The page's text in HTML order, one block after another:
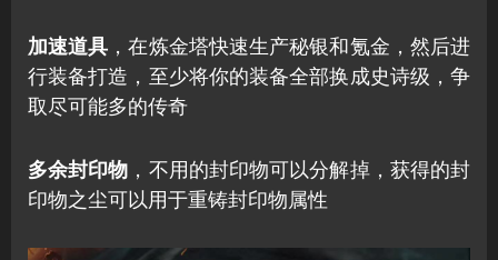
加速道具 ，在炼金塔快速生产秘银和氪金，然后进
行装备打造，至少将你的装备全部换成史诗级，争
取尽可能多的传奇
多余封印物 ，不用的封印物可以分解掉，获得的封
印物之尘可以用于重铸封印物属性